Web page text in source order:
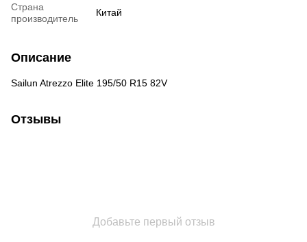
Страна
производитель
Китай
Описание
Sailun Atrezzo Elite 195/50 R15 82V
Отзывы
Добавьте первый отзыв